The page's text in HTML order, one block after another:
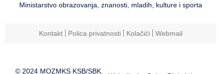
Ministarstvo obrazovanja, znanosti, mladih, kulture i sporta
Kontakt Polica privatnosti Kolačići Webmail
© 2024 MOZMKS KSB/SBK.